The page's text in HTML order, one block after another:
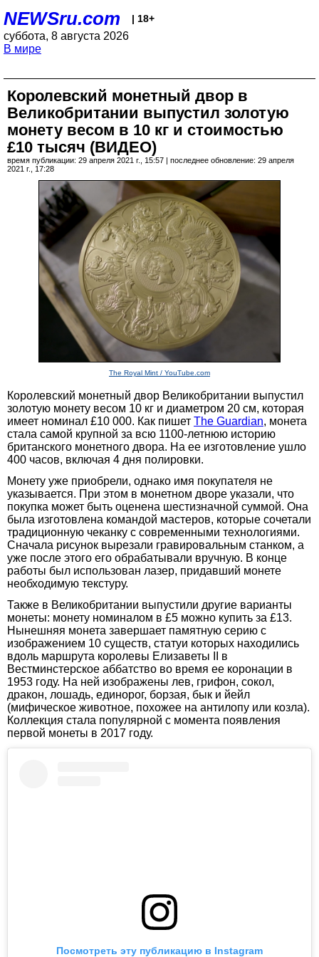
NEWSru.com | 18+
суббота, 8 августа 2026
В мире
Королевский монетный двор в
Великобритании выпустил золотую
монету весом в 10 кг и стоимостью
£10 тысяч (ВИДЕО)
время публикации: 29 апреля 2021 г., 15:57 | последнее обновление: 29 апреля
2021 г., 17:28
The Royal Mint / YouTube.com
Королевский монетный двор Великобритании выпустил
золотую монету весом 10 кг и диаметром 20 см, которая
имеет номинал £10 000. Как пишет The Guardian, монета
стала самой крупной за всю 1100-летнюю историю
британского монетного двора. На ее изготовление ушло
400 часов, включая 4 дня полировки.
Монету уже приобрели, однако имя покупателя не
указывается. При этом в монетном дворе указали, что
покупка может быть оценена шестизначной суммой. Она
была изготовлена командой мастеров, которые сочетали
традиционную чеканку с современными технологиями.
Сначала рисунок вырезали гравировальным станком, а
уже после этого его обрабатывали вручную. В конце
работы был использован лазер, придавший монете
необходимую текстуру.
Также в Великобритании выпустили другие варианты
монеты: монету номиналом в £5 можно купить за £13.
Нынешняя монета завершает памятную серию с
изображением 10 существ, статуи которых находились
вдоль маршрута королевы Елизаветы II в
Вестминстерское аббатство во время ее коронации в
1953 году. На ней изображены лев, грифон, сокол,
дракон, лошадь, единорог, борзая, бык и йейл
(мифическое животное, похожее на антилопу или козла).
Коллекция стала популярной с момента появления
первой монеты в 2017 году.
Посмотреть эту публикацию в Instagram